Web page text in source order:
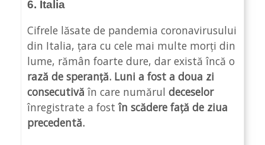
6. Italia
Cifrele lăsate de pandemia coronavirusului
din Italia, țara cu cele mai multe morți din
lume, rămân foarte dure, dar există încă o
rază de speranță. Luni a fost a doua zi
consecutivă în care numărul deceselor
înregistrate a fostîn scădere față de ziua
precedentă.